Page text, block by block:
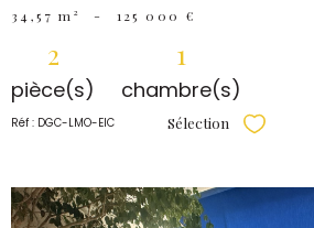
34,57 m² - 125 000 €
2
pièce(s)
1
chambre(s)
Réf : DGC-LMO-EIC Sélection